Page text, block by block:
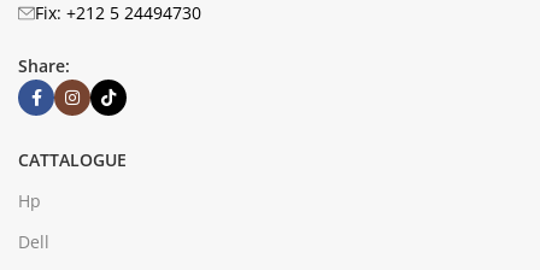
Fix: +212 5 24494730
Share:
CATTALOGUE
Hp
Dell